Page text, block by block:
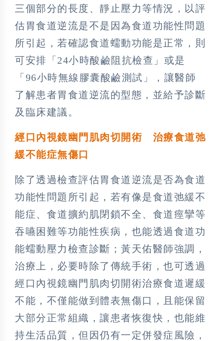
三個部分的長度、靜止壓力等情況，以評
估胃食道逆流是不是因為食道功能性問題
所引起，若確認食道蠕動功能是正常，則
可安排「24小時酸鹼阻抗檢查」或是
「96小時無線膠囊酸鹼測試」，讓醫師
了解患者胃食道逆流的型態，並給予診斷
及臨床建議。
經口內視鏡幽門肌肉切開術 治療食道弛
緩不能症無傷口
除了透過檢查評估胃食道逆流是否為食道
功能性問題所引起，若有像是食道弛緩不
能症、食道擴約肌閉鎖不全、食道痙攣等
吞嚥困難等功能性疾病，也能透過食道功
能蠕動壓力檢查診斷；黃天佑醫師強調，
治療上，必要時除了傳統手術，也可透過
經口內視鏡幽門肌肉切開術治療食道遲緩
不能，不僅能做到體表無傷口，且能保留
大部分正常組織，讓患者恢復快，也能維
持生活品質，但因仍有一定併發症風險，